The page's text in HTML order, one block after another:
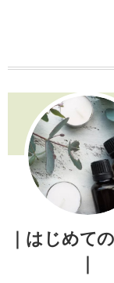
｜はじめて